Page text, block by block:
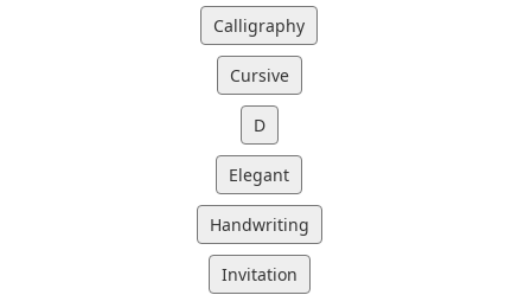
Calligraphy
Cursive
D
Elegant
Handwriting
Invitation